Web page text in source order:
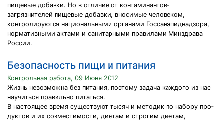
пищевые добавки. Но в отличие от контаминантов-
загрязнителей пищевые добавки, вносимые человеком,
контролируются национальными органами Госсанэпиднадзора,
нормативными актами и санитарными правилами Минздрава
России.
Безопасность пищи и питания
Контрольная работа, 09 Июня 2012
Жизнь невозможна без питания, поэтому задача каждого из нас
научиться правильно питаться.
В настоящее время существуют тысяч и методик по набору про­
дуктов и их совместимости, диетам и строгим диетам,